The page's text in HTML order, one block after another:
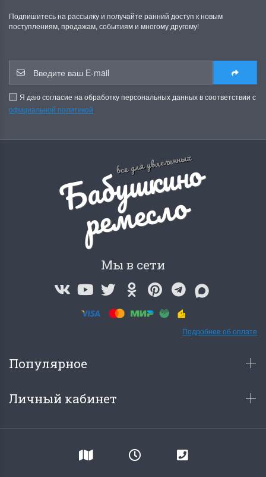
Подпишитесь на рассылку и получайте ранний доступ к новым
поступлениям, продажам, событиям и многому другому!
Я даю согласие на обработку персональных данных в соответствии с
официальной политикой
все для увлеченных
Б
а
б
у
ш
к
и
н
о
р
е
м
е
с
л
о
Мы в сети
Подробнее об оплате
Популярное
Личный кабинет